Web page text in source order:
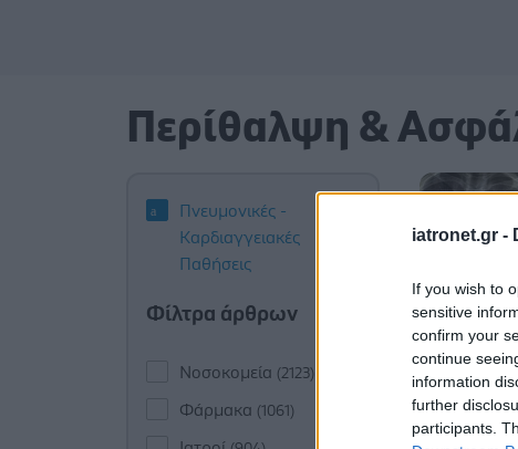
iatronet.gr -
If you wish to
sensitive
confirm your
continue
information
further
participants.
Περίθαλψη &
Πνευμονικές -
Καρδιαγγειακές
Παθήσεις
Φίλτρα άρθρων
Νοσοκομεία (2123)
Φάρμακα (1061)